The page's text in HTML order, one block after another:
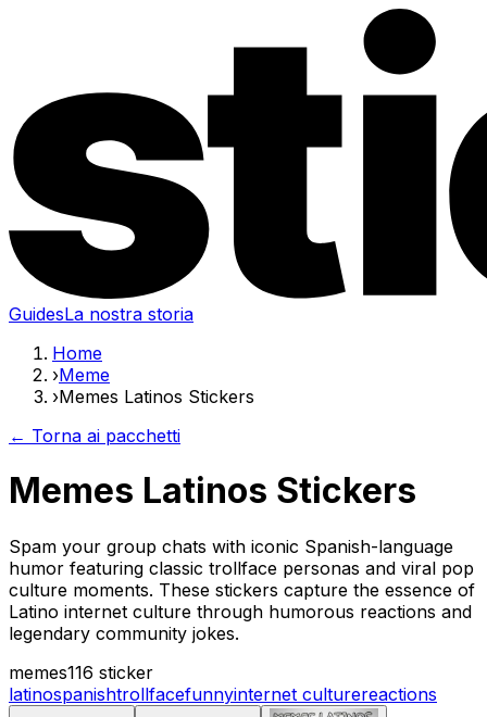
GuidesLa nostra storia
Home
›Meme
›Memes Latinos Stickers
← Torna ai pacchetti
Memes Latinos Stickers
Spam your group chats with iconic Spanish-language
humor featuring classic trollface personas and viral pop
culture moments. These stickers capture the essence of
Latino internet culture through humorous reactions and
legendary community jokes.
memes116 sticker
latinospanishtrollfacefunnyinternet culturereactions